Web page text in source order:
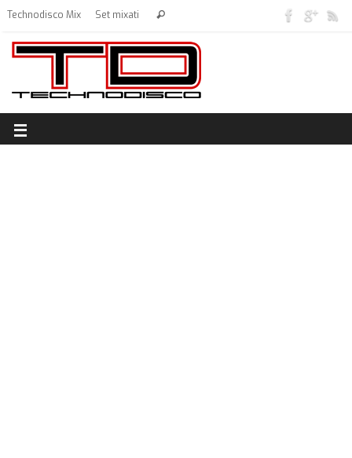
Technodisco Mix Set mixati